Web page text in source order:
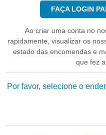
FAÇA LOGIN
Ao criar uma conta no
rapidamente, visualizar os
estado das encomendas e
que fez
Por favor, selecione o